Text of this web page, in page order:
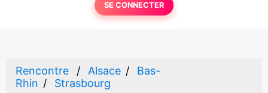
SE CONNECTER
Rencontre Alsace
Bas-
Rhin
Strasbourg